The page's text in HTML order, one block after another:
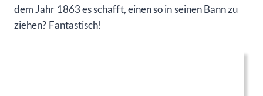
dem Jahr 1863 es schafft, einen so in seinen Bann zu
ziehen? Fantastisch!